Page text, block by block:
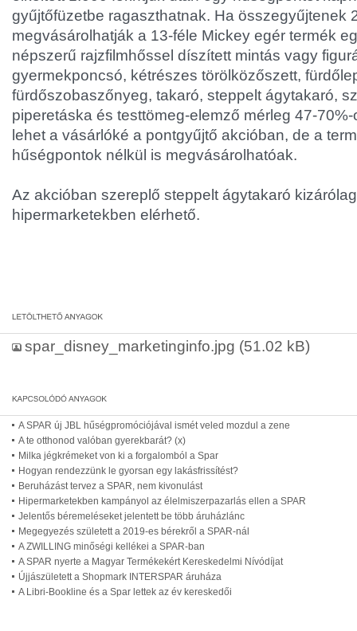
gyűjtőfüzetbe ragaszthatnak. Ha összegyűjtenek
megvásárolhatják a 13-féle Mickey egér termék
népszerű rajzfilmhőssel díszített mintás vagy
gyermekponcsó, kétrészes törölközőszett,
fürdőszobaszőnyeg, takaró, steppelt ágytakaró,
piperetáska és testtömeg-elemző mérleg 47-
lehet a vásárlóké a pontgyűjtő akcióban, de a
hűségpontok nélkül is megvásárolhatóak.
Az akcióban szereplő steppelt ágytakaró
hipermarketekben elérhető.
spar_disney_marketinginfo.jpg (51.02 kB)
A SPAR új JBL hűségpromóciójával ismét veled mozdul a zene
A te otthonod valóban gyerekbarát? (x)
Milka jégkrémeket von ki a forgalomból a Spar
Hogyan rendezzünk le gyorsan egy lakásfrissítést?
Beruházást tervez a SPAR, nem kivonulást
Hipermarketekben kampányol az élelmiszerpazarlás ellen a SPAR
Jelentős béremeléseket jelentett be több áruházlánc
Megegyezés született a 2019-es bérekről a SPAR-nál
A ZWILLING minőségi kellékei a SPAR-ban
A SPAR nyerte a Magyar Termékekért Kereskedelmi Nívódíjat
Újjászületett a Shopmark INTERSPAR áruháza
A Libri-Bookline és a Spar lettek az év kereskedői